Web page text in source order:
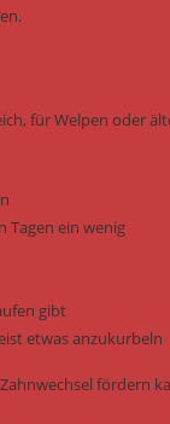
für Welpen oder
Tagen ein wenig
gibt
etwas anzukurbeln
fördern